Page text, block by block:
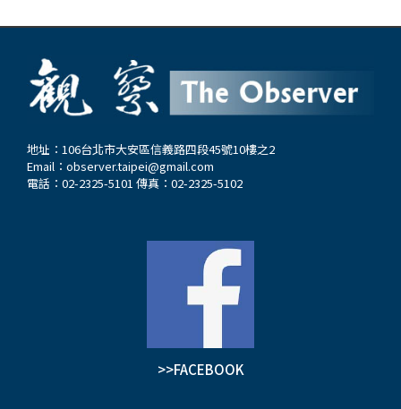
地址：106台北市大安區信義路四段45號10樓之2
Email： observer.taipei@gmail.com
電話：02-2325-5101 傳真：02-2325-5102
>>FACEBOOK